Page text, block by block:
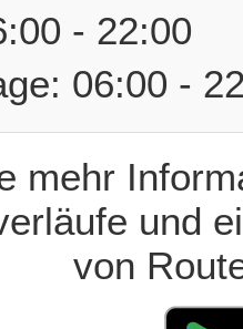
- 22:00
06:00 -
mehr
und
von